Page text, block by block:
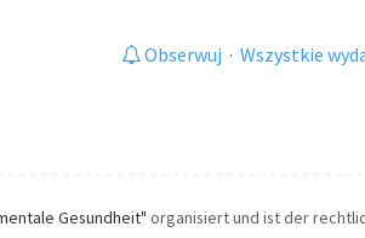
Obserwuj · Wszystkie
Gesundheit" organisiert und ist der